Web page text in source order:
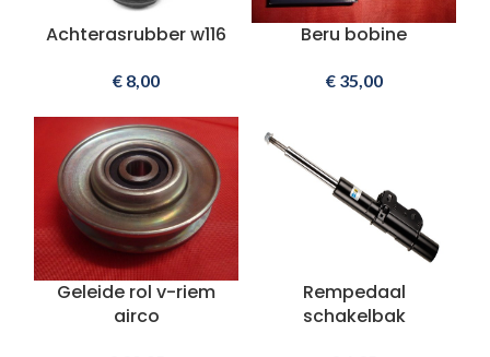
Achterasrubber w116
€ 8,00
Beru bobine
€35,00
Geleide rol v-riem
airco
Rempedaal
schakelbak